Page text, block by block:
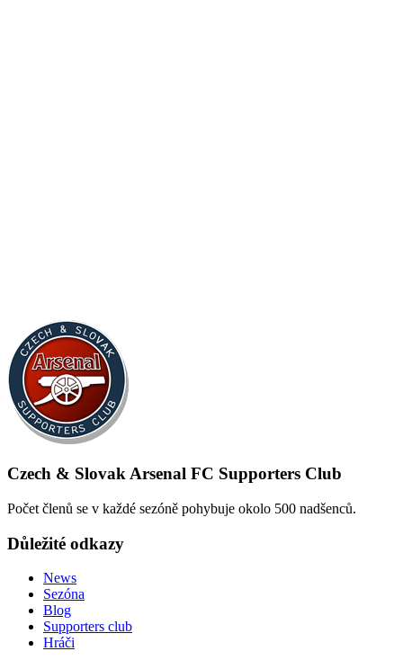
Czech & Slovak Arsenal FC Supporters Club
Počet členů se v každé sezóně pohybuje okolo 500 nadšenců.
Důležité odkazy
News
Sezóna
Blog
Supporters club
Hráči